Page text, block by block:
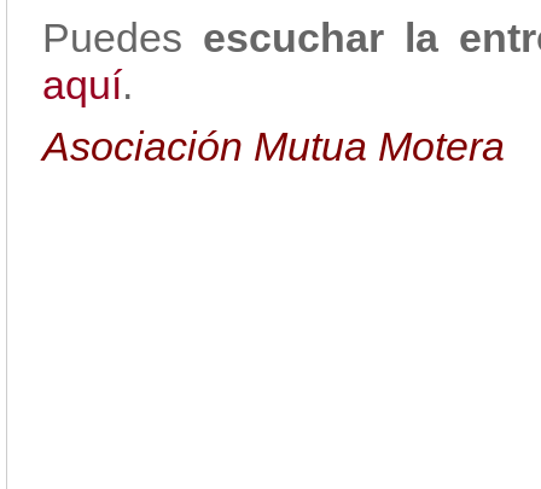
Puedes escuchar la
aquí.
Asociación Mutua Motera